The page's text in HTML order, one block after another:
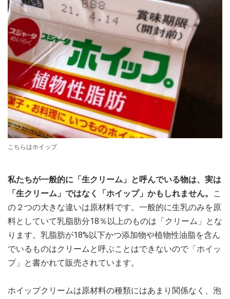
こちらはホイップ
私たちが一般的に「生クリーム」と呼んでいる物は、実は
「生クリーム」ではなく「ホイップ」かもしれません。
こ
の２つの大きな違いは原材料です。一般的に生乳のみを原
料としていて乳脂肪分18％以上のものは「クリーム」とな
ります。乳脂肪が18%以下かつ添加物や植物性油脂を含ん
でいるものはクリームと呼ぶことはできないので「ホイッ
プ」と書かれて販売されています。
ホイップクリームは原材料の種類にはあまり関係なく、泡